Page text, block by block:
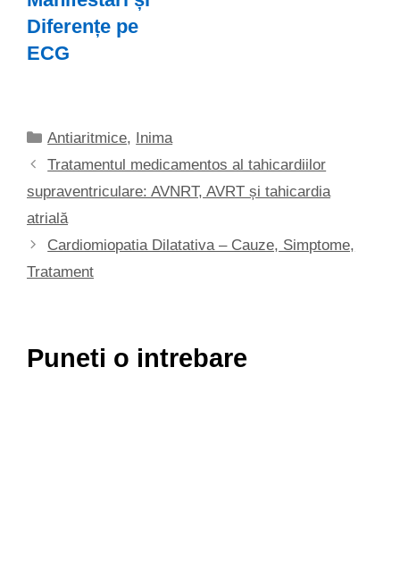
Diferențe pe
ECG
Categorii
Antiaritmice, Inima
Tratamentul medicamentos al tahicardiilor
supraventriculare: AVNRT, AVRT și tahicardia
atrială
Cardiomiopatia Dilatativa – Cauze, Simptome,
Tratament
Puneti o intrebare